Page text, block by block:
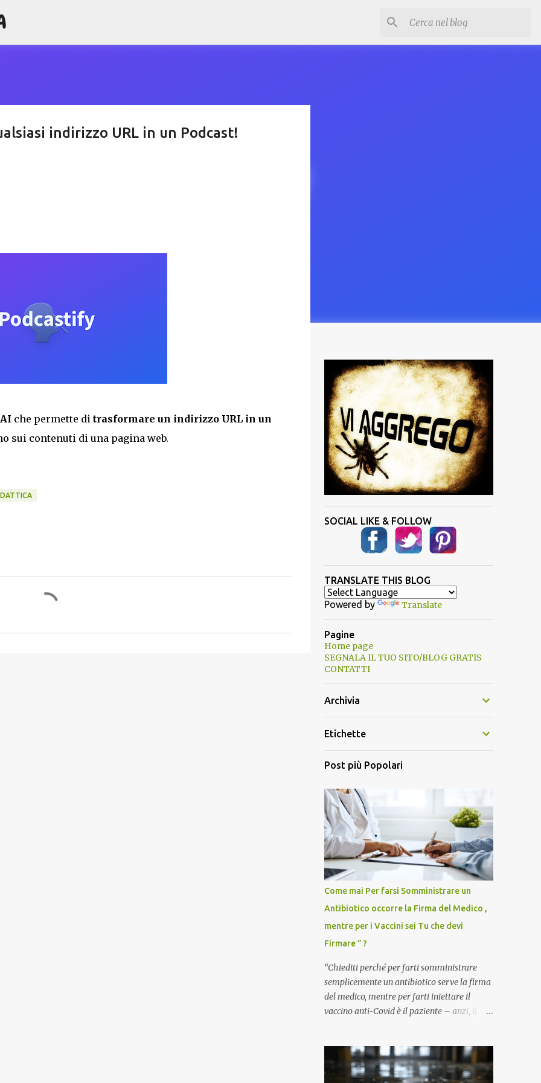
indirizzo URL in un Podcast!
che permette di trasformare un indirizzo URL in un
sui contenuti di una pagina web.
SOCIAL LIKE & FOLLOW
TRANSLATE THIS BLOG
Powered by Translate
Pagine
Home page
SEGNALA IL TUO SITO/BLOG GRATIS
CONTATTI
Archivia
Etichette
Post più Popolari
Come mai Per farsi Somministrare un
Antibiotico occorre la Firma del Medico ,
mentre per i Vaccini sei Tu che devi
Firmare ” ?
“Chiediti perché per farti somministrare
semplicemente un antibiotico serve la firma
del medico, mentre per farti iniettare il
vaccino anti-Covid è il paziente – anzi, il
domanda tanto semplice quanto devastante
quella posta dal dottor Andrea Stramezzi,